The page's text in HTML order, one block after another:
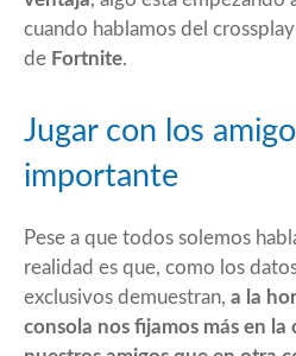
cuando hablamos del
de Fortnite.
Jugar con los
importante
Pese a que todos solemos
realidad es que, como los
exclusivos demuestran, a la
consola nos fijamos más en